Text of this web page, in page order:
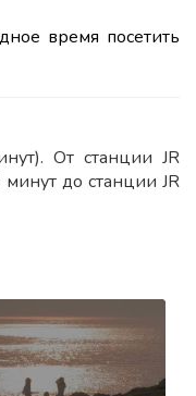
время посетить
От станции JR
до станции JR